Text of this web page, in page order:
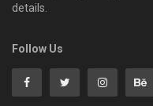
details.
Follow Us